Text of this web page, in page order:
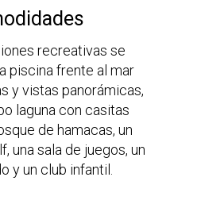
recreativas se
piscina frente al mar
y vistas panorámicas,
laguna con casitas
de hamacas, un
una sala de juegos, un
y un club infantil.